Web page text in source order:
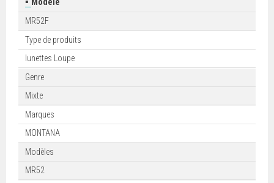
MR52F
Type de produits
lunettes Loupe
Genre
Mixte
Marques
MONTANA
Modèles
MR52